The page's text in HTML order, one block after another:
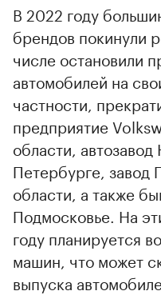
В 2022 году
брендов покинули
числе остановили
автомобилей на
частности,
предприятие
области,
Петербурге,
области, а также
Подмосковье. На
году планируется
машин, что может
выпуска